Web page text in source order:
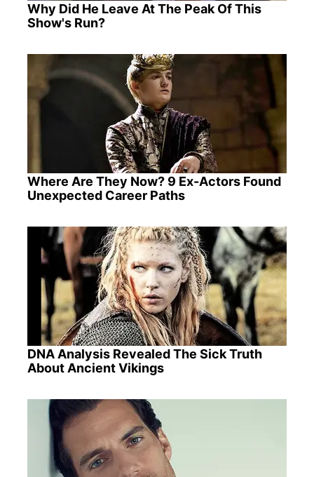
Why Did He Leave At The Peak Of This
Show's Run?
Where Are They Now? 9 Ex-Actors Found
Unexpected Career Paths
DNA Analysis Revealed The Sick Truth
About Ancient Vikings